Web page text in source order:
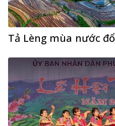
Tả Lèng mùa nước đổ